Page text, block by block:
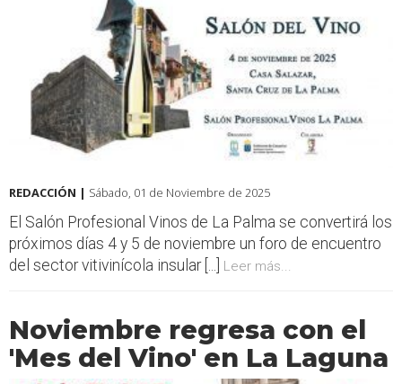
REDACCIÓN | Sábado, 01 de Noviembre de 2025
El Salón Profesional Vinos de La Palma se convertirá los
próximos días 4 y 5 de noviembre un foro de encuentro
del sector vitivinícola insular [...]
Leer más...
Noviembre regresa con el
'Mes del Vino' en La Laguna